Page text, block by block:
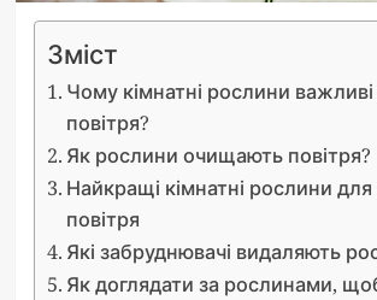
Зміст
Чому кімнатні рослини важливі
повітря?
Як рослини очищають повітря?
Найкращі кімнатні рослини
повітря
Які забруднювачі видаляють
Як доглядати за рослинами,